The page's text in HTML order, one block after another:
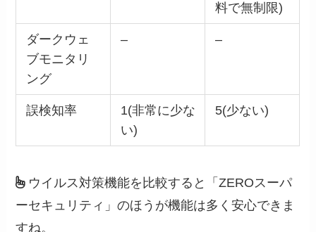
料で無制限)
ダークウェ
ブモニタリ
ング
– –
誤検知率
1(非常に少な
い)
5(少ない)
ウイルス対策機能を比較すると「ZEROスーパ
ーセキュリティ」のほうが機能は多く安心できま
すね。